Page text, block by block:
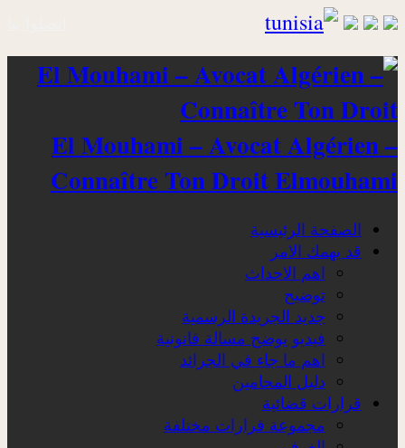
El Mouhami – Avocat Algérien –
Connaître Ton Droit Elmouhami
الصفحة الرئيسية
قد يهمك الامر
اهم الاحداث
توضيح
جديد الجريدة الرسمية
فيديو يوضح مسالة قانونية
اهم ما جاء في الجرائد
دليل المحامين
قرارات قضائية
مجموعة قرارات مختلفة